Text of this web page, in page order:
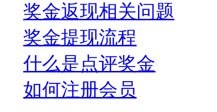
奖金返现相关问题
奖金提现流程
什么是点评奖金
如何注册会员